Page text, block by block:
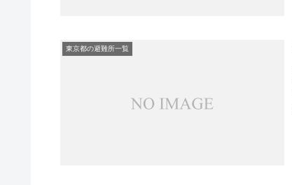
東京都の避難所一覧